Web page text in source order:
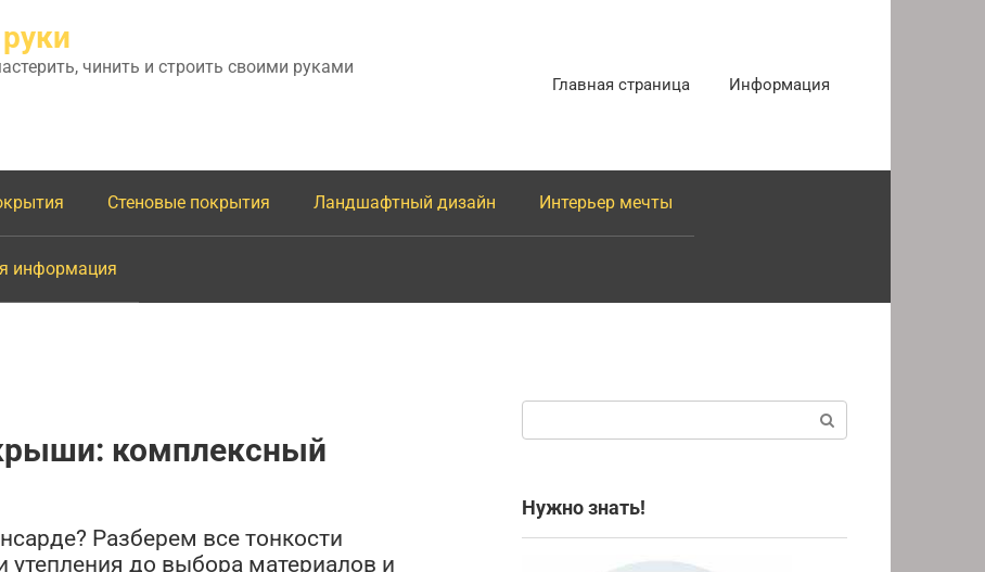
чинить и строить своими руками
Главная страница Информация
Стеновые покрытия Ландшафтный дизайн Интерьер мечты
информация
комплексный
Разберем все тонкости
до выбора материалов и
Нужно знать!